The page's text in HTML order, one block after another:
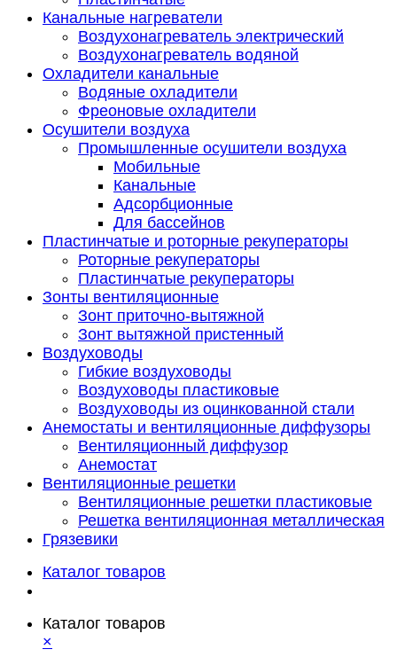
Канальные нагреватели
Воздухонагреватель электрический
Воздухонагреватель водяной
Охладители канальные
Водяные охладители
Фреоновые охладители
Осушители воздуха
Промышленные осушители воздуха
Мобильные
Канальные
Адсорбционные
Для бассейнов
Пластинчатые и роторные рекуператоры
Роторные рекуператоры
Пластинчатые рекуператоры
Зонты вентиляционные
Зонт приточно-вытяжной
Зонт вытяжной пристенный
Воздуховоды
Гибкие воздуховоды
Воздуховоды пластиковые
Воздуховоды из оцинкованной стали
Анемостаты и вентиляционные диффузоры
Вентиляционный диффузор
Анемостат
Вентиляционные решетки
Вентиляционные решетки пластиковые
Решетка вентиляционная металлическая
Грязевики
Каталог товаров
Каталог товаров
×